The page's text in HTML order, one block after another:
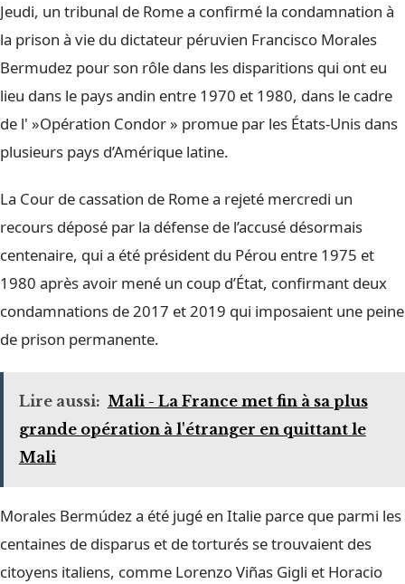
Jeudi, un tribunal de Rome a confirmé la condamnation à
la prison à vie du dictateur péruvien Francisco Morales
Bermudez pour son rôle dans les disparitions qui ont eu
lieu dans le pays andin entre 1970 et 1980, dans le cadre
de l' »Opération Condor » promue par les États-Unis dans
plusieurs pays d’Amérique latine.
La Cour de cassation de Rome a rejeté mercredi un
recours déposé par la défense de l’accusé désormais
centenaire, qui a été président du Pérou entre 1975 et
1980 après avoir mené un coup d’État, confirmant deux
condamnations de 2017 et 2019 qui imposaient une peine
de prison permanente.
Lire aussi: Mali - La France met fin à sa plus
grande opération à l'étranger en quittant le
Mali
Morales Bermúdez a été jugé en Italie parce que parmi les
centaines de disparus et de torturés se trouvaient des
citoyens italiens, comme Lorenzo Viñas Gigli et Horacio